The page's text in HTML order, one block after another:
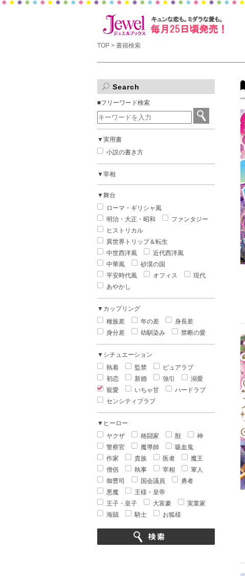
TOP > 書籍検索
Search
■フリーワード検索
▼実用書
小説の書き方
▼宰相
▼舞台
ローマ・ギリシャ風
明治・大正・昭和
ファンタジー
ヒストリカル
異世界トリップ＆転生
中世西洋風
近代西洋風
中華風
砂漠の国
平安時代風
オフィス
現代
あやかし
▼カップリング
種族差
年の差
身長差
身分差
幼馴染み 禁断の愛
▼シチュエーション
執着
監禁
ピュアラブ
初恋
新婚 強引
溺愛
寵愛
いちゃ甘
ハードラブ
センシティブラブ
▼ヒーロー
ヤクザ
格闘家 獣
神
警察官
魔導師
吸血鬼
作家
貴族 医者
魔王
僧侶
執事 宰相
軍人
御曹司
国会議員
勇者
悪魔
王様・皇帝
王子・皇子
大富豪
実業家
海賊
騎士 お狐様